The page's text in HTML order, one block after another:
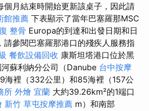
月結束時開始更新該桌子，因此請
館推薦 下表顯示了當年巴塞羅那MSC
整骨 Europa的到達和出發日期和日
請參閱巴塞羅那港口的殘疾人服務指
餐飲設備回收 康斯坦塔港口位於黑
蘇利納分公司（Danube 台中按摩
海裡（332公里）和85海裡（157公
所 外燴 宜蘭 大約39.26km²的1端口
新竹 草屯按摩推薦 m）和南部